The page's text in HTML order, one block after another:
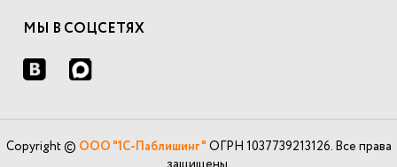
МЫ В СОЦСЕТЯХ
Copyright © ООО "1С-Паблишинг" ОГРН 1037739213126. Все права